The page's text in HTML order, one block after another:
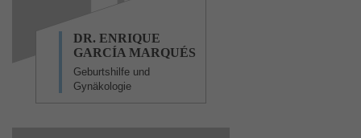
DR. ENRIQUE
GARCÍA MARQUÉS
Geburtshilfe und
Gynäkologie